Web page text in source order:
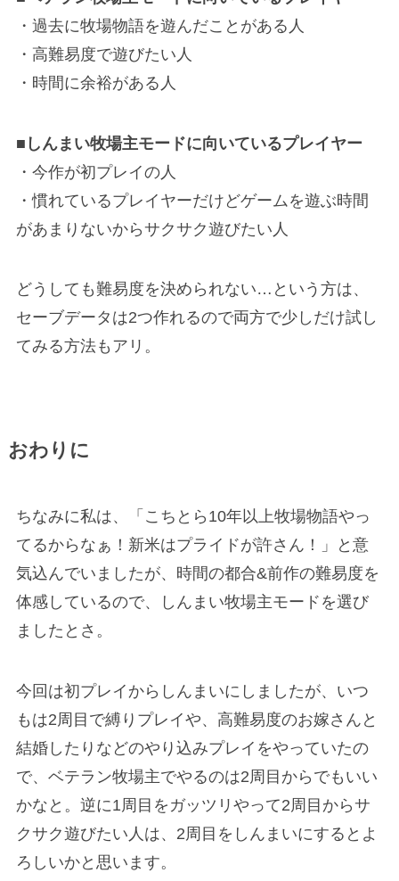
・過去に牧場物語を遊んだことがある人
・高難易度で遊びたい人
・時間に余裕がある人
■しんまい牧場主モードに向いているプレイヤー
・今作が初プレイの人
・慣れているプレイヤーだけどゲームを遊ぶ時間
があまりないからサクサク遊びたい人
どうしても難易度を決められない…という方は、
セーブデータは2つ作れるので両方で少しだけ試し
てみる方法もアリ。
おわりに
ちなみに私は、「こちとら10年以上牧場物語やっ
てるからなぁ！新米はプライドが許さん！」と意
気込んでいましたが、時間の都合&前作の難易度を
体感しているので、しんまい牧場主モードを選び
ましたとさ。
今回は初プレイからしんまいにしましたが、いつ
もは2周目で縛りプレイや、高難易度のお嫁さんと
結婚したりなどのやり込みプレイをやっていたの
で、ベテラン牧場主でやるのは2周目からでもいい
かなと。逆に1周目をガッツリやって2周目からサ
クサク遊びたい人は、2周目をしんまいにするとよ
ろしいかと思います。